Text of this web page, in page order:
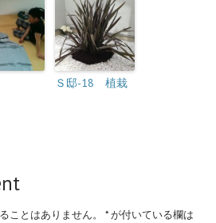
Ｓ邸-18 植栽
ことはありません。 *が付いている欄は